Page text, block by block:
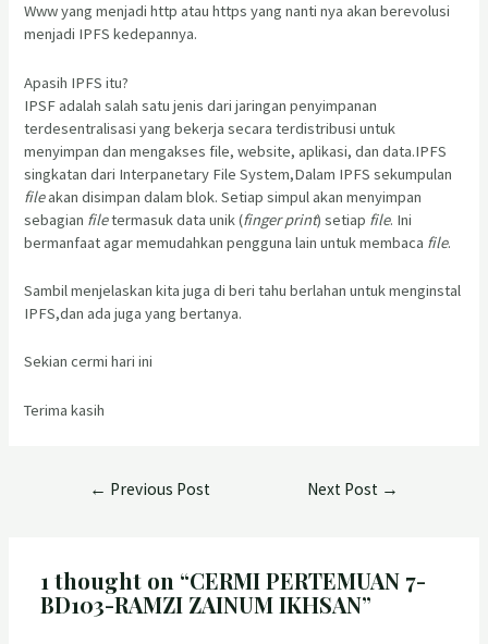
Www yang menjadi http atau https yang nanti nya akan berevolusi
menjadi IPFS kedepannya.
Apasih IPFS itu?
IPSF adalah salah satu jenis dari jaringan penyimpanan
terdesentralisasi yang bekerja secara terdistribusi untuk
menyimpan dan mengakses file, website, aplikasi, dan data.IPFS
singkatan dari Interpanetary File System,Dalam IPFS sekumpulan
fileakan disimpan dalam blok. Setiap simpul akan menyimpan
sebagian filetermasuk data unik (finger print) setiap file. Ini
bermanfaat agar memudahkan pengguna lain untuk membaca file.
Sambil menjelaskan kita juga di beri tahu berlahan untuk menginstal
IPFS,dan ada juga yang bertanya.
Sekian cermi hari ini
Terima kasih
← Previous Post Next Post →
1 thought on “CERMI PERTEMUAN 7-
BD103-RAMZI ZAINUM IKHSAN”